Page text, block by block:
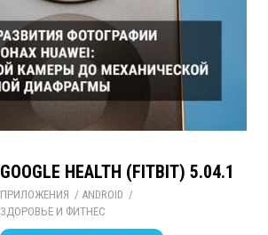
GOOGLE HEALTH (FITBIT) 5.04.1
ПРИЛОЖЕНИЯ / ANDROID /
ЗДОРОВЬЕ И ФИТНЕС